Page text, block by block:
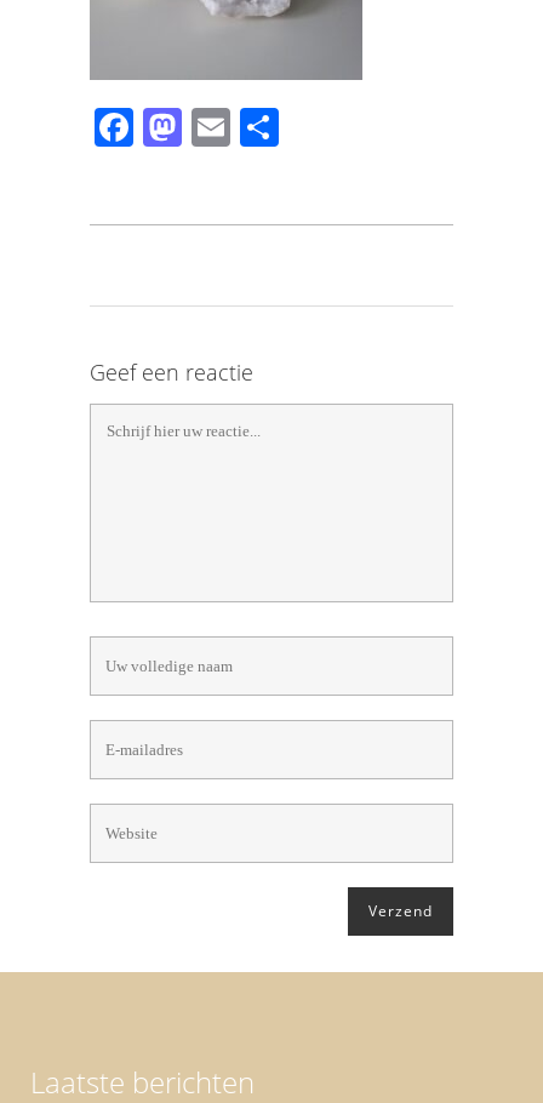
Facebook
Mastodon
Email
Geef een reactie
Laatste berichten